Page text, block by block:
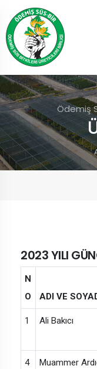
Ödemiş
2023 YILI
N
O
ADI VE
1 Ali Bakıcı
4 Muammer